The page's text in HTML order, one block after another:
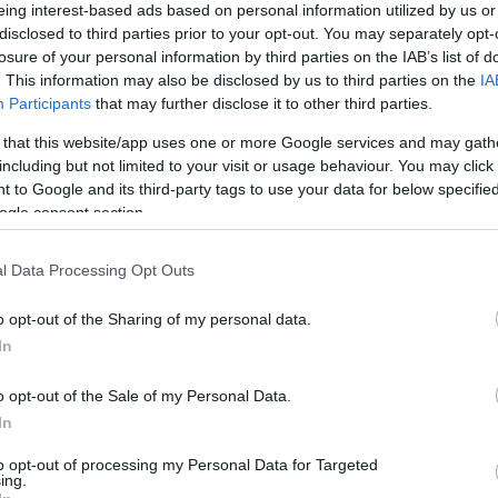
interest-based ads based on personal information utilized by us
to third parties prior to your opt-out. You may separately
of your personal information by third parties on the IAB’s list of
This information may also be disclosed by us to third parties on the
Participants that may further disclose it to other third parties.
that this website/app uses one or more Google services and may
but not limited to your visit or usage behaviour. You may
to Google and its third-party tags to use your data for below
consent section.
Data Processing Opt Outs
opt-out of the Sharing of my personal data.
opt-out of the Sale of my Personal Data.
opt-out of processing my Personal Data for Targeted
EMLÉKET A PALATINUS
Margit-sziget és különösen a fővárosiak
felnőttek és persze családok számára sok-sok
át nyaralt itt, és ezt emléktáblával örökítették
időkre és a mára legendássá
2025. augusztus 23-án avatták fel a
család körében – tudta meg aSpabook.net